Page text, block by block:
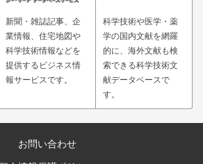
新聞・雑誌記事、企
業情報、住宅地図や
科学技術情報などを
提供するビジネス情
報サービスです。
科学技術や医学・薬
学の国内文献を網羅
的に、海外文献も検
索できる科学技術文
献データベースで
す。
お問い合わせ